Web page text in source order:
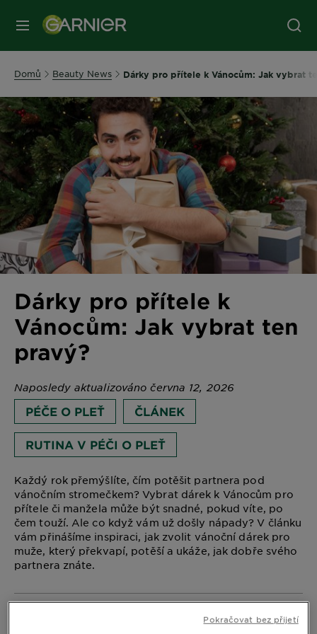
MENU
Domů Beauty News Dárky pro přítele k Vánocům: Jak vybrat
Dárky pro přítele k
Vánocům: Jak vybrat ten
pravý?
Naposledy aktualizováno června 12, 2026
PÉČE O PLEŤ ČLÁNEK
RUTINA V PÉČI O PLEŤ
Každý rok přemýšlíte, čím potěšit partnera pod
vánočním stromečkem? Vybrat dárek k Vánocům pro
přítele či manžela může být snadné, pokud víte, po
čem touží. Ale co když vám už došly nápady? V článku
vám přinášíme inspiraci, jak zvolit vánoční dárek pro
muže, který překvapí, potěší a ukáže, jak dobře svého
partnera znáte.
Co koupit příteli k Vánocům?Pokračovat bez přijetí